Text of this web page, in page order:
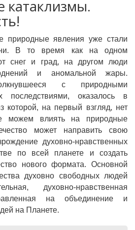
катаклизмы.
природные явления уже стали
В то время как на одном
снег и град, на другом люди
и аномальной жары.
с природными
последствиями, оказалось в
которой, на первый взгляд, нет
влиять на природные
может направить свою
духовно-нравственных
по всей планете и создать
нового формата. Основной
духовно свободных людей
духовно-нравственная
на объединение и
на Планете.